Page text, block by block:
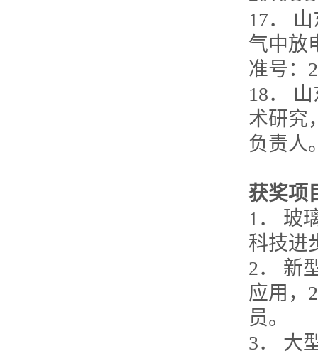
17．
气中放
准号：
18．
术研究
负责人
获奖项
1． 玻
科技进
2． 新
应用，
员。
3． 大